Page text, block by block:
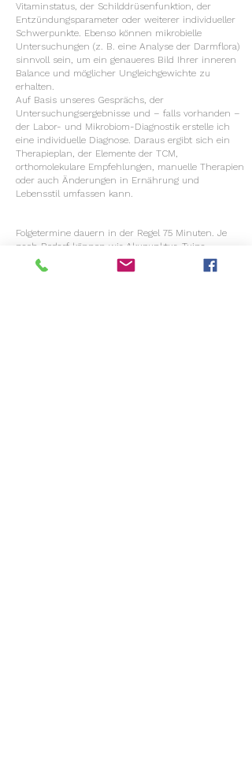
Vitaminstatus, der Schilddrüsenfunktion, der
Entzündungsparameter oder weiterer individueller
Schwerpunkte. Ebenso können mikrobielle
Untersuchungen (z. B. eine Analyse der Darmflora)
sinnvoll sein, um ein genaueres Bild Ihrer inneren
Balance und möglicher Ungleichgewichte zu
erhalten.
Auf Basis unseres Gesprächs, der
Untersuchungsergebnisse und – falls vorhanden –
der Labor- und Mikrobiom-Diagnostik erstelle ich
eine individuelle Diagnose. Daraus ergibt sich ein
Therapieplan, der Elemente der TCM,
orthomolekulare Empfehlungen, manuelle Therapien
oder auch Änderungen in Ernährung und
Lebensstil umfassen kann.
Folgetermine dauern in der Regel 75 Minuten. Je
nach Bedarf können wir Akupunktur, Tuina-
Massagen, orthomolekulare Anwendungen,
Entspannungsübungen oder
Weitere Sitzungen